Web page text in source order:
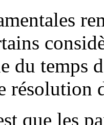
du temps
résolution
que les